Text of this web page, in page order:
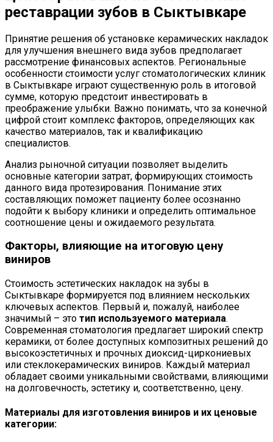
реставрации зубов в Сыктывкаре
Принятие решения об установке керамических накладок
для улучшения внешнего вида зубов предполагает
рассмотрение финансовых аспектов. Региональные
особенности стоимости услуг стоматологических клиник
в Сыктывкаре играют существенную роль в итоговой
сумме, которую предстоит инвестировать в
преображение улыбки. Важно понимать, что за конечной
цифрой стоит комплекс факторов, определяющих как
качество материалов, так и квалификацию
специалистов.
Анализ рыночной ситуации позволяет выделить
основные категории затрат, формирующих стоимость
данного вида протезирования. Понимание этих
составляющих поможет пациенту более осознанно
подойти к выбору клиники и определить оптимальное
соотношение цены и ожидаемого результата.
Факторы, влияющие на итоговую цену
виниров
Стоимость эстетических накладок на зубы в
Сыктывкаре формируется под влиянием нескольких
ключевых аспектов. Первый и, пожалуй, наиболее
значимый – это тип используемого материала.
Современная стоматология предлагает широкий спектр
керамики, от более доступных композитных решений до
высокоэстетичных и прочных диоксид-циркониевых
или стеклокерамических виниров. Каждый материал
обладает своими уникальными свойствами, влияющими
на долговечность, эстетику и, соответственно, цену.
Материалы для изготовления виниров и их ценовые
категории: